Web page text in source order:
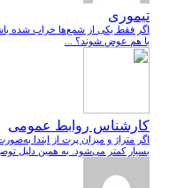
تیموری
اگر فقط یکی از شمع‌ها خراب شده
با هم عوض شوند؟ ...
کارشناس روابط عمومی
اگر متراژ و میزان پرت از ابتدا
بسیار کمتر می‌شود. به همین دلیل